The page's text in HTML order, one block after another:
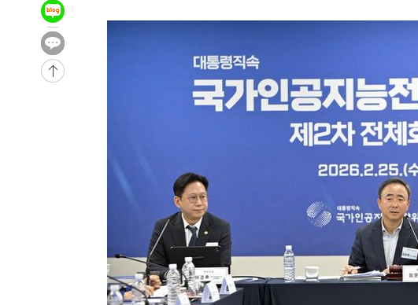
-12881초 전 >
실천"
-11966초 전 >
운드는 임시"
-3534초 전 >
"낮 기온 소폭 하락"…수도권 폭염중대경보, 폭염경보로 하향
-3498초 전 >
[속보]이 대통령, '호우피해' 안동·의성 관할 4개 면 특별재난지역 선
[단독]중수청 지원 검사들, 정원 초과 시 낮은 계급 임용…희망지 못
낮 최고 37도 찜통더위…곳곳 소나기·강원 많은 비[내일날씨]
SK하이닉스, 용인·청주 팹에 54조 투자…"AI 메모리 수요 선제 대응"
여자배구 이재영·이다영 자매, 아제르바이잔 투란VC 입단
외국인 심판 성 접대 7경기 들여다보니…한국 축구 '5승 2무'
[속보]코스닥, 2.86포인트(0.36%) 내린 798.81마감
[속보]코스피, 6200선 약보합…0.60% 내린 6258.77에 마쳐
[속보]원·달러 환율, 7.7원 내린 1416.1원 마감
[속보] 노원서 40.1도 관측…서울, 2018년 이후 첫 40도
[속보]종합특검, '계엄 수용공간 확보' 신용해 前교정본부장 기소